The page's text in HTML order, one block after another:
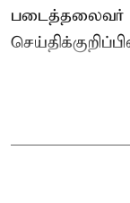
படைத்தலைவர்